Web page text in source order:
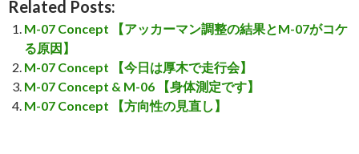
Related Posts:
M-07 Concept 【アッカーマン調整の結果とM-07がコケ
る原因】
M-07 Concept 【今日は厚木で走行会】
M-07 Concept & M-06 【身体測定です】
M-07 Concept 【方向性の見直し】